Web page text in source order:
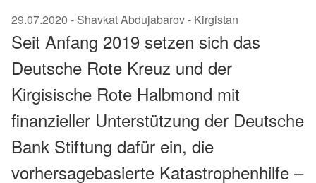
29.07.2020 - Shavkat Abdujabarov- Kirgistan
Seit Anfang 2019 setzen sich das
Deutsche Rote Kreuz und der
Kirgisische Rote Halbmond mit
finanzieller Unterstützung der Deutsche
Bank Stiftung dafür ein, die
vorhersagebasierte Katastrophenhilfe –